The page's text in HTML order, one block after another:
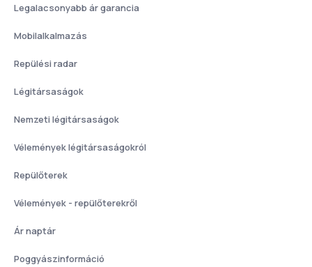
Legalacsonyabb ár garancia
Mobilalkalmazás
Repülési radar
Légitársaságok
Nemzeti légitársaságok
Vélemények légitársaságokról
Repülőterek
Vélemények - repülőterekről
Ár naptár
Poggyászinformáció